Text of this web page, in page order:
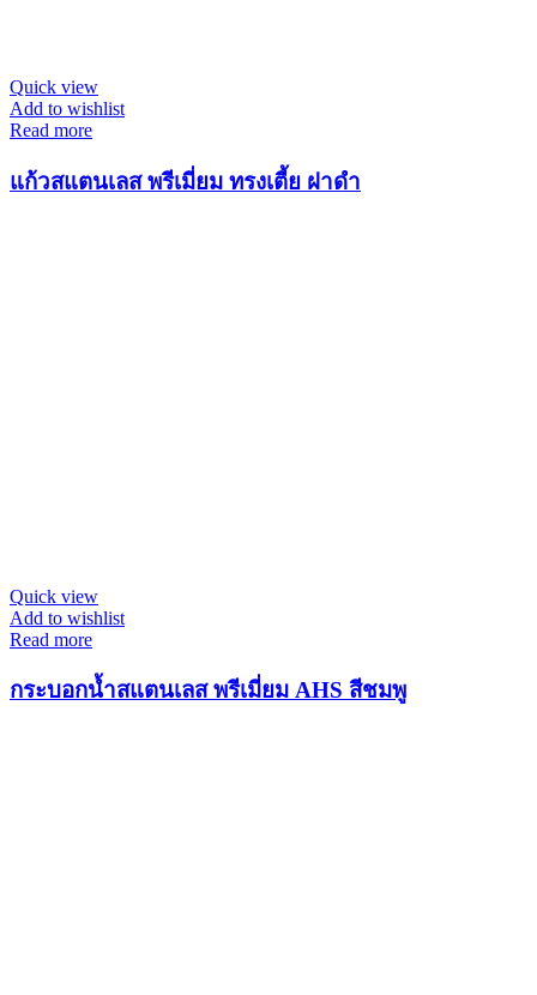
Quick view
Add to wishlist
Read more
แก้วสแตนเลส พรีเมี่ยม ทรงเตี้ย ฝาดำ
Quick view
Add to wishlist
Read more
กระบอกน้ำสแตนเลส พรีเมี่ยม AHS สีชมพู